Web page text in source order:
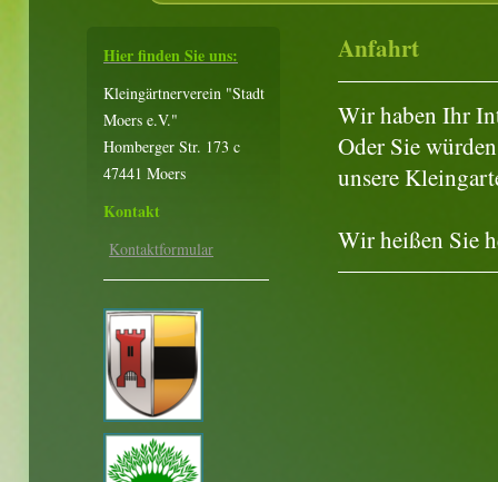
Anfahrt
Wir haben Ihr
Oder Sie
unsere
Wir heißen Sie
Hier finden Sie uns:
Kleingärtnerverein "Stadt
Moers e.V."
Homberger Str. 173 c
47441 Moers
Kontakt
Kontaktformular